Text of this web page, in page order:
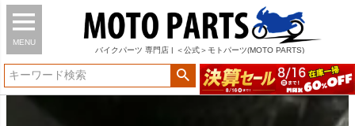
MENU
バイク パーツ 専門店 | ＜公式＞モトパーツ(MOTO PARTS)